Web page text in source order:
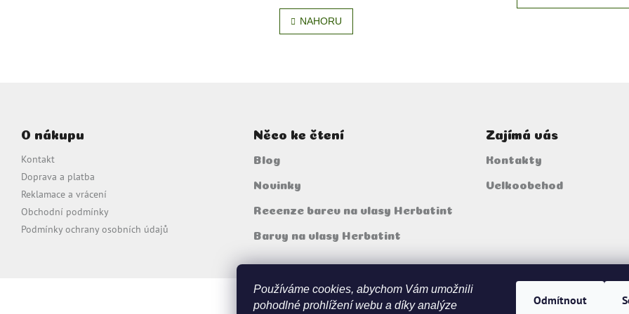
Používáme cookies, abychom Vám umožnili
pohodlné prohlížení webu a díky analýze
Odmítnout
NAHORU
O nákupu
Kontakt
Doprava a platba
Reklamace a vrácení
Obchodní podmínky
Podmínky ochrany osobních údajů
Něco ke čtení
Blog
Novinky
Recenze barev na vlasy Herbatint
Barvy na vlasy Herbatint
Zajímá vás
Kontakty
Velkoobchod